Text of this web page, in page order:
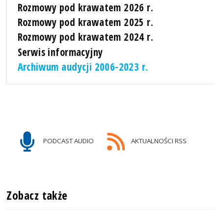
Rozmowy pod krawatem 2026 r.
Rozmowy pod krawatem 2025 r.
Rozmowy pod krawatem 2024 r.
Serwis informacyjny
Archiwum audycji 2006-2023 r.
PODCAST AUDIO AKTUALNOŚCI RSS
Zobacz także